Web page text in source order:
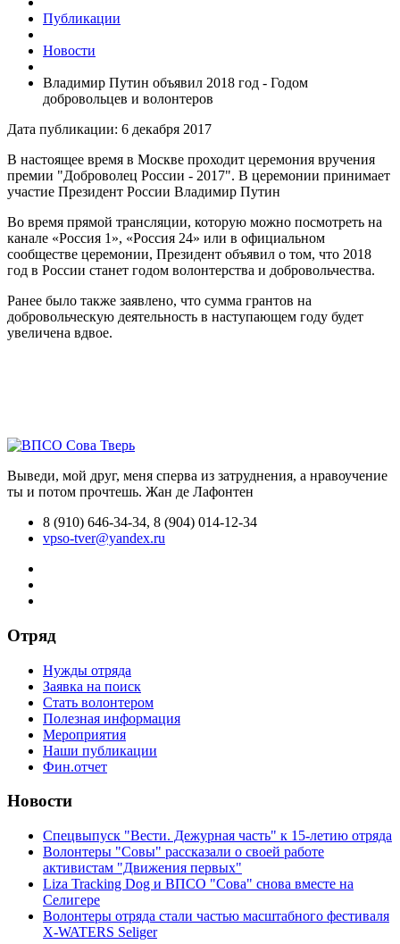
Публикации
Новости
Владимир Путин объявил 2018 год - Годом
добровольцев и волонтеров
Дата публикации: 6 декабря 2017
В настоящее время в Москве проходит церемония вручения
премии "Доброволец России - 2017". В церемонии принимает
участие Президент России Владимир Путин
Во время прямой трансляции, которую можно посмотреть на
канале «Россия 1», «Россия 24» или в официальном
сообществе церемонии, Президент объявил о том, что 2018
год в России станет годом волонтерства и добровольчества.
Ранее было также заявлено, что сумма грантов на
добровольческую деятельность в наступающем году будет
увеличена вдвое.
Выведи, мой друг, меня сперва из затруднения, а нравоучение
ты и потом прочтешь. Жан де Лафонтен
8 (910) 646-34-34, 8 (904) 014-12-34
vpso-tver@yandex.ru
Отряд
Нужды отряда
Заявка на поиск
Стать волонтером
Полезная информация
Мероприятия
Наши публикации
Фин.отчет
Новости
Спецвыпуск "Вести. Дежурная часть" к 15-летию отряда
Волонтеры "Совы" рассказали о своей работе
активистам "Движения первых"
Liza Tracking Dog и ВПСО "Сова" снова вместе на
Селигере
Волонтеры отряда стали частью масштабного фестиваля
X-WATERS Seliger